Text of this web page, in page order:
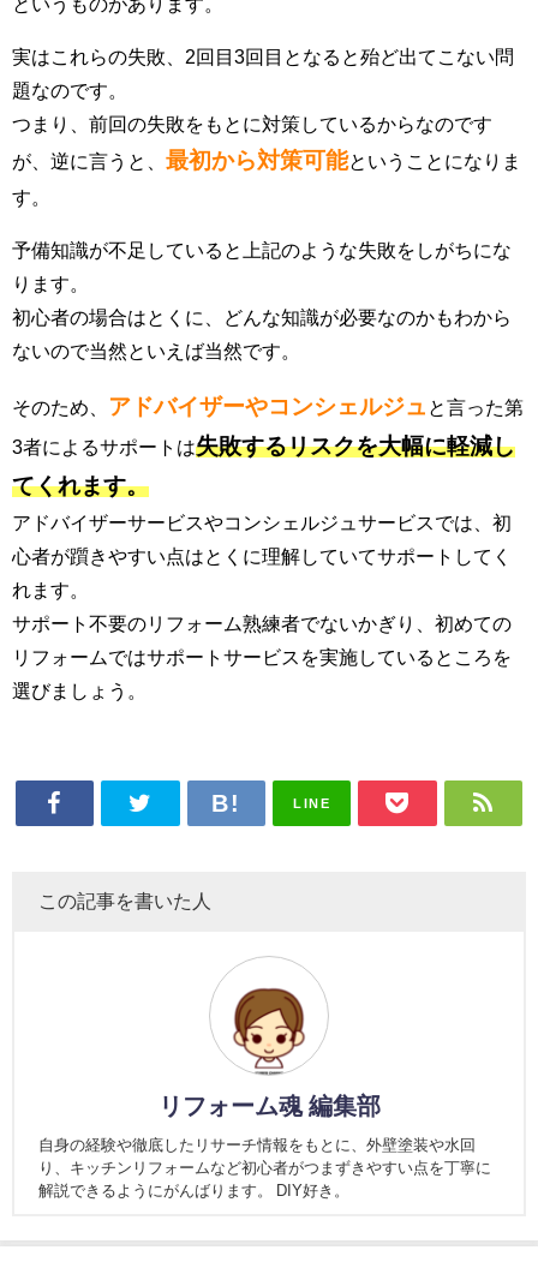
というものがあります。
実はこれらの失敗、2回目3回目となると殆ど出てこない問
題なのです。
つまり、前回の失敗をもとに対策しているからなのです
が、逆に言うと、 最初から対策可能ということになりま
す。
予備知識が不足していると上記のような失敗をしがちにな
ります。
初心者の場合はとくに、どんな知識が必要なのかもわから
ないので当然といえば当然です。
そのため、 アドバイザーやコンシェルジュ と言った第
3者によるサポートは失敗するリスクを大幅に軽減し
てくれます。
アドバイザーサービスやコンシェルジュサービスでは、初
心者が躓きやすい点はとくに理解していてサポートしてく
れます。
サポート不要のリフォーム熟練者でないかぎり、初めての
リフォームではサポートサービスを実施しているところを
選びましょう。
LINE
この記事を書いた人
リフォーム魂 編集部
自身の経験や徹底したリサーチ情報をもとに、外壁塗装や水回
り、キッチンリフォームなど初心者がつまずきやすい点を丁寧に
解説できるようにがんばります。 DIY好き。